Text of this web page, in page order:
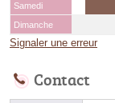
Samedi
Dimanche
Signaler une erreur
Contact